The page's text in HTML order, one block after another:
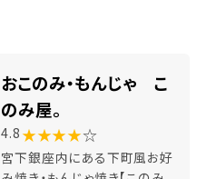
おこのみ・もんじゃ こ
のみ屋。
4.8 ★★★★☆
宮下銀座内にある下町風お好